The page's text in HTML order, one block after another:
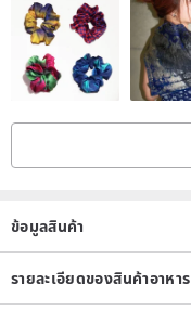
ข้อมูลสินค้า
รายละเอียดของสินค้าอาหาร